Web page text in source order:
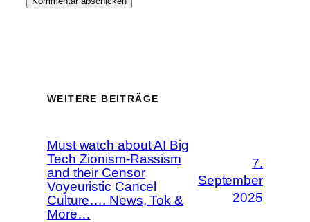
WEITERE BEITRÄGE
Must watch about AI Big
Tech Zionism-Rassism
and their Censor
Voyeuristic Cancel
Culture…. News, Tok &
More…
7.
September
2025